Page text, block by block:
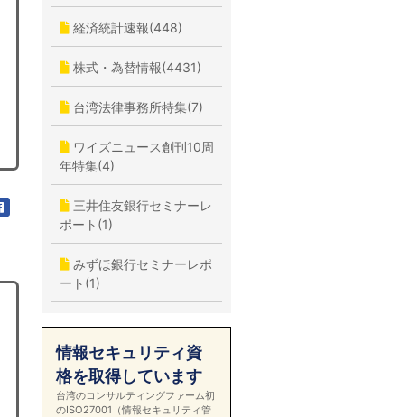
経済統計速報(448)
株式・為替情報(4431)
台湾法律事務所特集(7)
ワイズニュース創刊10周
年特集(4)
三井住友銀行セミナーレ
ポート(1)
みずほ銀行セミナーレポ
ート(1)
情報セキュリティ資
格を取得しています
台湾のコンサルティングファーム初
のISO27001（情報セキュリティ管